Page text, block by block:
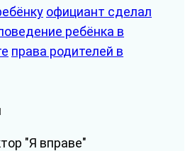
официант сделал
ребёнка в
права родителей в
"Я вправе"